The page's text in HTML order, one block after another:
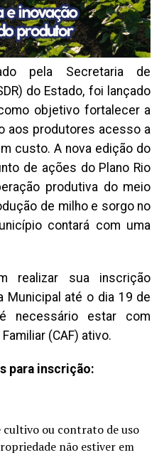
pela Secretaria de
do Estado, foi lançado
objetivo fortalecer a
aos produtores acesso a
custo. A nova edição do
de ações do Plano Rio
produtiva do meio
de milho e sorgo no
contará com uma
realizar sua inscrição
Municipal até o dia 19 de
necessário estar com
(CAF) ativo.
para inscrição:
ou contrato de uso
não estiver em